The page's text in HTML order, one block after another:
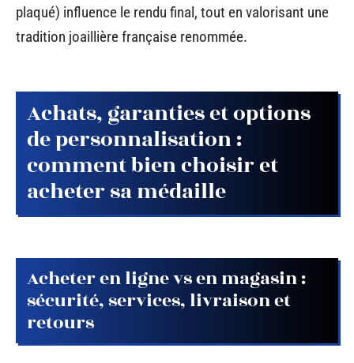
plaqué) influence le rendu final, tout en valorisant une
tradition joaillière française renommée.
Achats, garanties et options
de personnalisation :
comment bien choisir et
acheter sa médaille
Acheter en ligne vs en magasin :
sécurité, services, livraison et
retours